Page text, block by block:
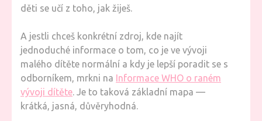
děti se učí z toho, jak žiješ.
A jestli chceš konkrétní zdroj, kde najít
jednoduché informace o tom, co je ve vývoji
malého dítěte normální a kdy je lepší poradit se s
odborníkem, mrkni na Informace WHO o raném
vývoji dítěte. Je to taková základní mapa —
krátká, jasná, důvěryhodná.